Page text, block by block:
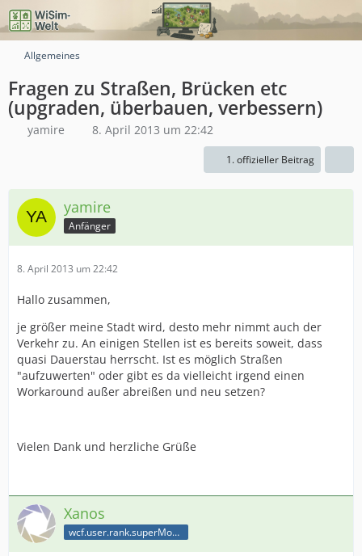
Allgemeines
Fragen zu Straßen, Brücken etc
(upgraden, überbauen, verbessern)
yamire 8. April 2013 um 22:42
1. offizieller Beitrag
yamire
Anfänger
8. April 2013 um 22:42
Hallo zusammen,
je größer meine Stadt wird, desto mehr nimmt auch der
Verkehr zu. An einigen Stellen ist es bereits soweit, dass
quasi Dauerstau herrscht. Ist es möglich Straßen
"aufzuwerten" oder gibt es da vielleicht irgend einen
Workaround außer abreißen und neu setzen?
Vielen Dank und herzliche Grüße
Xanos
wcf.user.rank.superModerator